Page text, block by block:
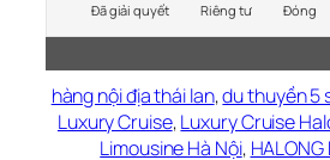
Đã giải quyết
Riêng tư Đóng
hàng nội địa thái lan,du thuyền 5
Luxury Cruise,Luxury Cruise
Limousine Hà Nội, HALONG